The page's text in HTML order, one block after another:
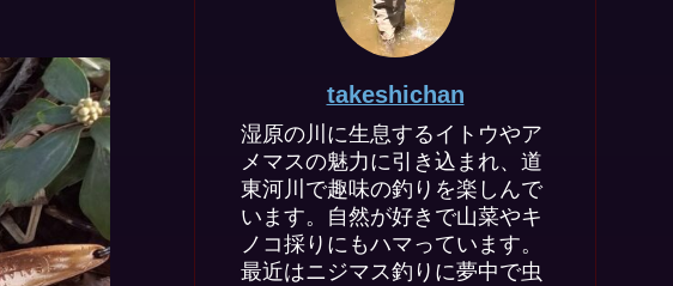
takeshichan
湿原の川に生息するイトウやア
メマスの魅力に引き込まれ、道
東河川で趣味の釣りを楽しんで
います。自然が好きで山菜やキ
ノコ採りにもハマっています。
最近はニジマス釣りに夢中で虫